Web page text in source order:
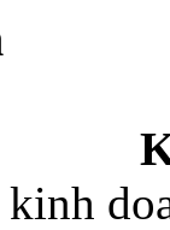
kinh